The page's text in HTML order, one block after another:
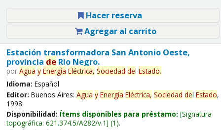
Hacer reserva
Agregar al carrito
Estación transformadora San Antonio Oeste,
provincia deRío Negro.
por Agua y Energía Eléctrica, Sociedad del Estado.
Idioma: Español
Editor: Buenos Aires: Agua y Energía Eléctrica, Sociedad del Estado,
1998
Disponibilidad: Ítems disponibles para préstamo: Signatura
topográfica: 621.374.5/A282/v.1 (1).